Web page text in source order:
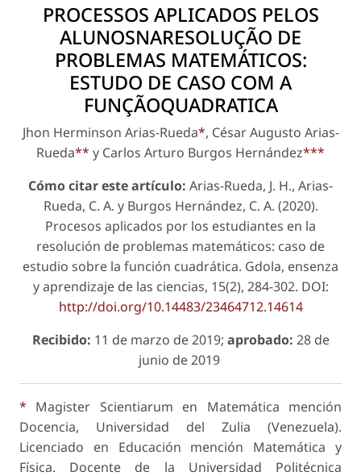
PROCESSOS APLICADOS PELOS
ALUNOSNARESOLUÇÃO DE
PROBLEMAS MATEMÁTICOS:
ESTUDO DE CASO COM A
FUNÇÃOQUADRATICA
Jhon Herminson Arias-Rueda*, César Augusto Arias-
Rueda** y Carlos Arturo Burgos Hernández***
Cómo citar este artículo: Arias-Rueda, J. H., Arias-
Rueda, C. A. y Burgos Hernández, C. A. (2020).
Procesos aplicados por los estudiantes en la
resolución de problemas matemáticos: caso de
estudio sobre la función cuadrática. Gdola, ensenza
y aprendizaje de las ciencias, 15(2), 284-302. DOI:
http://doi.org/10.14483/23464712.14614
Recibido: 11 de marzo de 2019; aprobado: 28 de
junio de 2019
* Magister Scientiarum en Matemática mención
Docencia, Universidad del Zulia (Venezuela).
Licenciado en Educación mención Matemática y
Física. Docente de la Universidad Politécnica